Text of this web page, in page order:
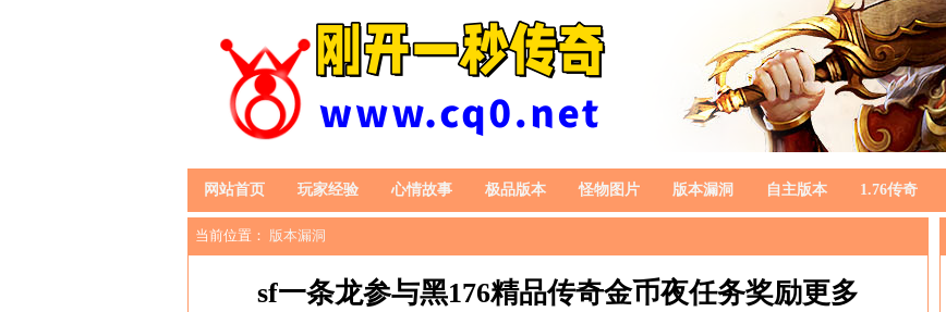
网站首页 玩家经验 心情故事 极品版本 怪物图片 版本漏洞 自主版本 1.76传奇
当前位置： 版本漏洞
sf一条龙参与黑176精品传奇金币夜任务奖励更多